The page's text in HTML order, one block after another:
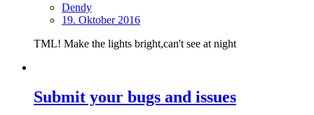
Dendy
19. Oktober 2016
TML! Make the lights bright,can't see at night
Submit your bugs and issues